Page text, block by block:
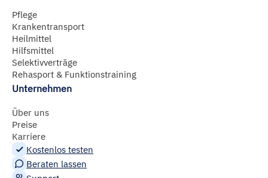
Pflege
Krankentransport
Heilmittel
Hilfsmittel
Selektivverträge
Rehasport & Funktionstraining
Unternehmen
Über uns
Preise
Karriere
Kostenlos testen
Beraten lassen